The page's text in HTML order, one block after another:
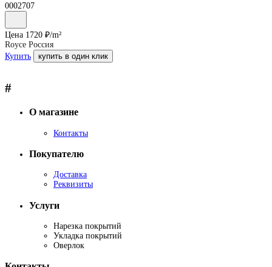
0002707
Цена 1720 ₽/m²
Royce Россия
Купить
купить в один клик
#
О магазине
Контакты
Покупателю
Доставка
Реквизиты
Услуги
Нарезка покрытий
Укладка покрытий
Оверлок